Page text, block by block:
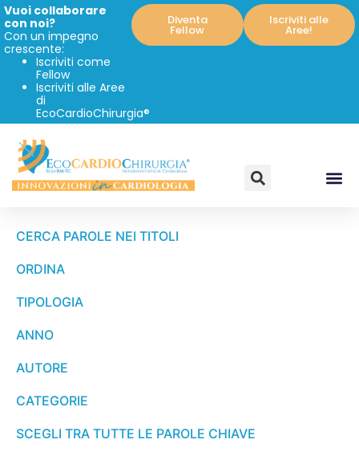
Vuoi collaborare
con noi?
Con un impegno
crescente:
Iscriviti come
Fellow
Iscriviti alle Aree
di
EcoCardioChirurgia®
Diventa
Fellow
Iscriviti alle
Aree!
CERCA PAROLE NEI TITOLI
ORDINA
TIPOLOGIA
ANNO
AUTORE
CATEGORIE
SCEGLI TRA TUTTE LE PAROLE CHIAVE